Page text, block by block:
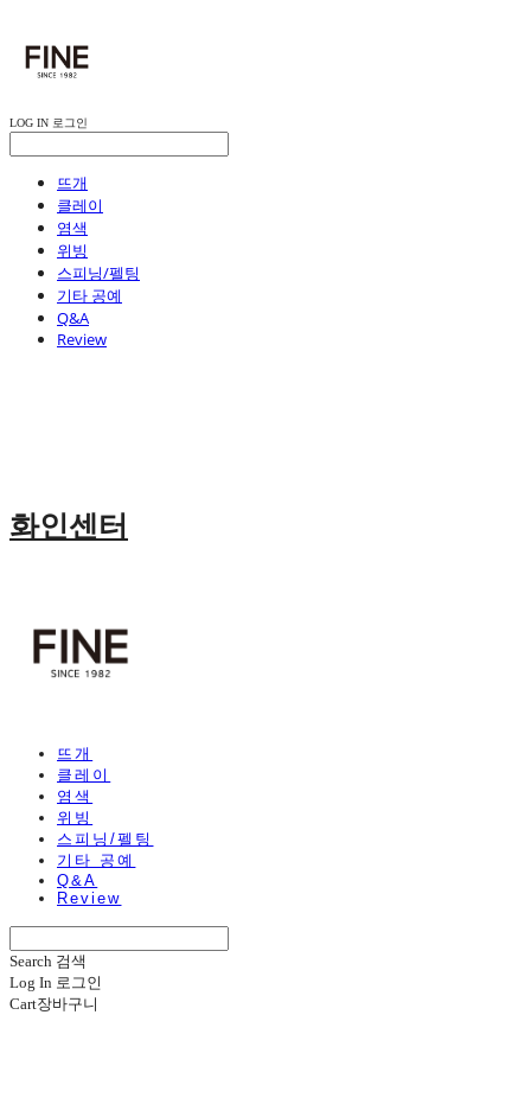
LOG IN 로그인
뜨개
클레이
염색
위빙
스피닝/펠팅
기타 공예
Q&A
Review
화인센터
뜨개
클레이
염색
위빙
스피닝/펠팅
기타 공예
Q&A
Review
Search 검색
Log In 로그인
Cart장바구니